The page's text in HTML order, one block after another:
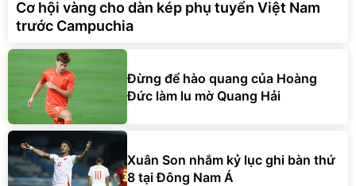
Cơ hội vàng cho dàn kép phụ tuyển Việt Nam
trước Campuchia
Đừng để hào quang của Hoàng
Đức làm lu mờ Quang Hải
Xuân Son nhắm kỷ lục ghi bàn thứ
8 tại Đông Nam Á